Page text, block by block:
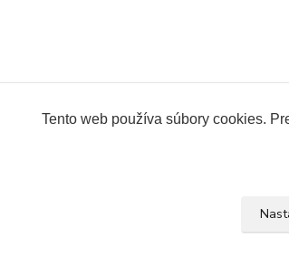
110, 090 02 Kružlová, 0918 914 288,
Tento web používa súbory cookies.